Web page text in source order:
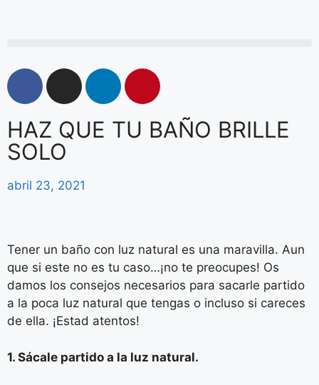
HAZ QUE TU BAÑO BRILLE
SOLO
abril 23, 2021
Tener un baño con luz natural es una maravilla. Aun
que si este no es tu caso…¡no te preocupes! Os
damos los consejos necesarios para sacarle partido
a la poca luz natural que tengas o incluso si careces
de ella. ¡Estad atentos!
1. Sácale partido a la luz natural.